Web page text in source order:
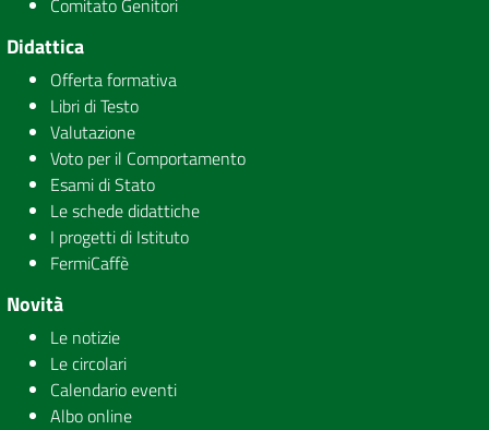
Comitato Genitori
Didattica
Offerta formativa
Libri di Testo
Valutazione
Voto per il Comportamento
Esami di Stato
Le schede didattiche
I progetti di Istituto
FermiCaffè
Novità
Le notizie
Le circolari
Calendario eventi
Albo online